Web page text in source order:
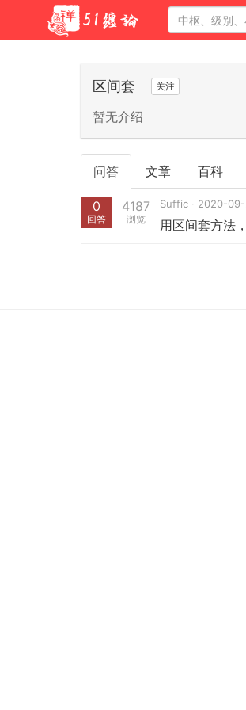
区间套 关注
暂无介绍
问答 文章 百科
0
回答
4187
浏览
Suffic 2020-
用区间套方法